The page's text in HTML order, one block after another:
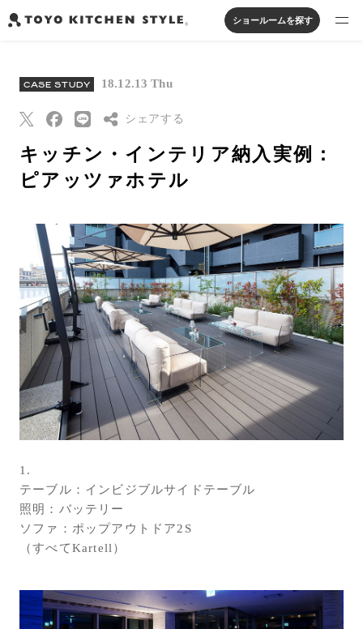
オープンキッチン
ペニンシュラキッチン
壁付けキッチン
セパレートキッチン
並列型キッチン
家具・照明・タイル
バス・洗面
実例から探す
私たちについて
オンラインストア
お知らせ
カタログを見る
よくあるご質問
お問い合わせ
サポート
LANGUAGE :
JP
ショールームを探す
CASE STUDY 18.12.13 Thu
シェアする
Threads
はてなブックマー
ク
Eメールで送信
URLをコピー
キッチン・インテリア納入実例：
ピアッツァホテル
1.
テーブル：インビジブルサイドテーブル
照明：バッテリー
ソファ：ポップアウトドア2S
（すべてKartell）